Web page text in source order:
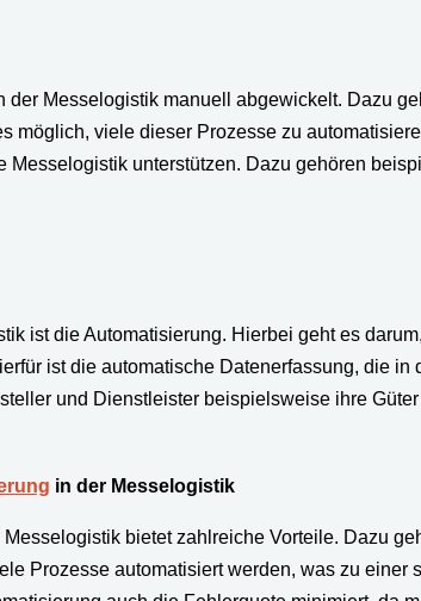
der Messelogistik manuell abgewickelt. Dazu
möglich, viele dieser Prozesse zu
unterstützen. Dazu gehören
ist die Automatisierung. Hierbei geht es
ist die automatische Datenerfassung, die
und Dienstleister beispielsweise ihre
in der Messelogistik
bietet zahlreiche Vorteile. Dazu
Prozesse automatisiert werden, was zu